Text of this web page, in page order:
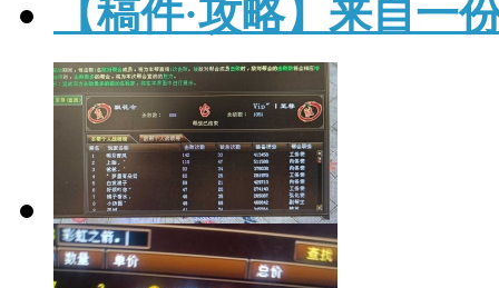
【稿件·攻略】来自一
打架就要无限